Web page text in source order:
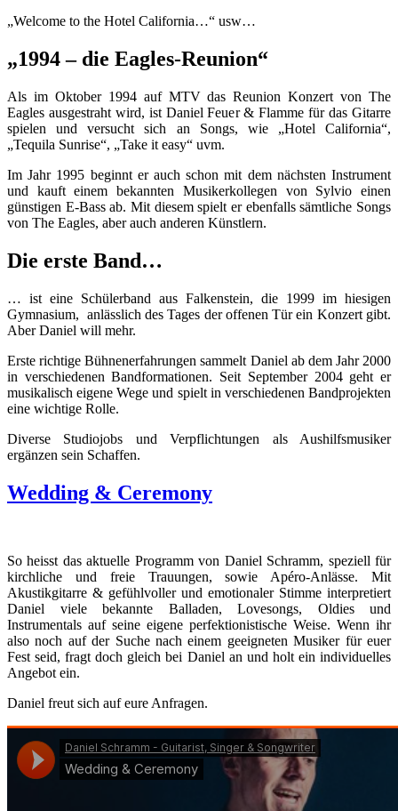
„Welcome to the Hotel California…“ usw…
„1994 – die Eagles-Reunion“
Als im Oktober 1994 auf MTV das Reunion Konzert von The
Eagles ausgestraht wird, ist Daniel Feuer & Flamme für das Gitarre
spielen und versucht sich an Songs, wie „Hotel California“,
„Tequila Sunrise“, „Take it easy“ uvm.
Im Jahr 1995 beginnt er auch schon mit dem nächsten Instrument
und kauft einem bekannten Musikerkollegen von Sylvio einen
günstigen E-Bass ab. Mit diesem spielt er ebenfalls sämtliche Songs
von The Eagles, aber auch anderen Künstlern.
Die erste Band…
… ist eine Schülerband aus Falkenstein, die 1999 im hiesigen
Gymnasium, anlässlich des Tages der offenen Tür ein Konzert gibt.
Aber Daniel will mehr.
Erste richtige Bühnenerfahrungen sammelt Daniel ab dem Jahr 2000
in verschiedenen Bandformationen. Seit September 2004 geht er
musikalisch eigene Wege und spielt in verschiedenen Bandprojekten
eine wichtige Rolle.
Diverse Studiojobs und Verpflichtungen als Aushilfsmusiker
ergänzen sein Schaffen.
Wedding & Ceremony
So heisst das aktuelle Programm von Daniel Schramm, speziell für
kirchliche und freie Trauungen, sowie Apéro-Anlässe. Mit
Akustikgitarre & gefühlvoller und emotionaler Stimme interpretiert
Daniel viele bekannte Balladen, Lovesongs, Oldies und
Instrumentals auf seine eigene perfektionistische Weise. Wenn ihr
also noch auf der Suche nach einem geeigneten Musiker für euer
Fest seid, fragt doch gleich bei Daniel an und holt ein individuelles
Angebot ein.
Daniel freut sich auf eure Anfragen.